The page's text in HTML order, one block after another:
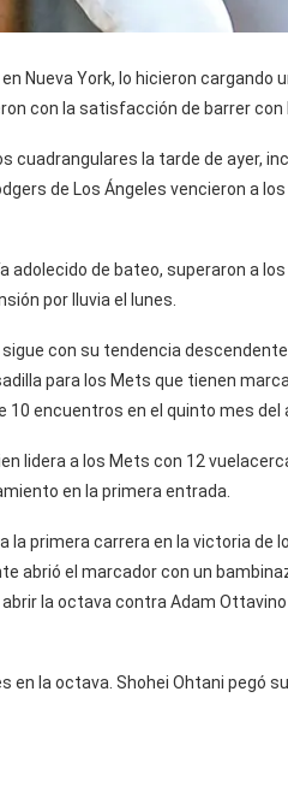
Nueva York, lo hicieron cargando
con la satisfacción de barrer con
cuadrangulares la tarde de ayer,
de Los Ángeles vencieron a
adolecido de bateo, superaron a
por lluvia el lunes.
con su tendencia
para los Mets que tienen
encuentros en el quinto mes del
lidera a los Mets con 12
en la primera entrada.
la primera carrera en la victoria de
abrió el marcador con un
la octava contra Adam
en la octava. Shohei Ohtani pegó